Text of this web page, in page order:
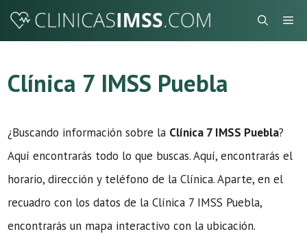
Saltar
Clínica 7 IMSS Puebla
¿Buscando información sobre la Clínica 7 IMSS Puebla?
Aquí encontrarás todo lo que buscas. Aquí, encontrarás el
horario, dirección y teléfono de la Clínica. Aparte, en el
recuadro con los datos de la Clínica 7 IMSS Puebla,
encontrarás un mapa interactivo con la ubicación.